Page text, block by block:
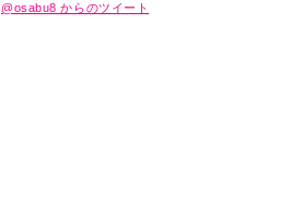
@osabu8 からのツイート